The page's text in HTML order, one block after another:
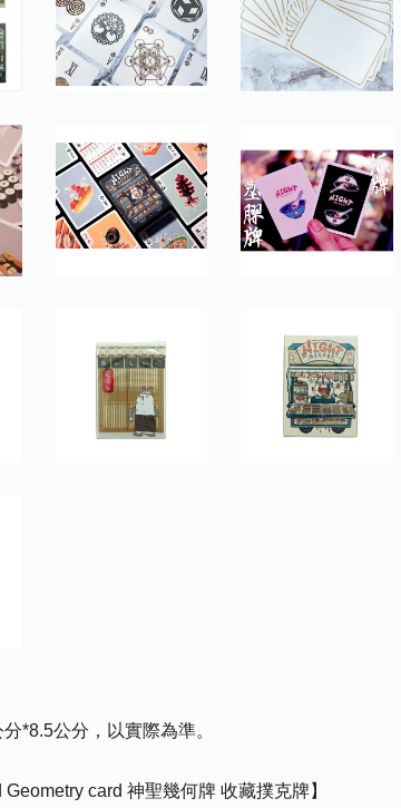
*8.5公分，以實際為準。
Geometry card 神聖幾何牌 收藏撲克牌】